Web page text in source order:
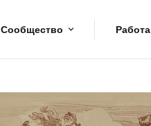
Сообщество Работа